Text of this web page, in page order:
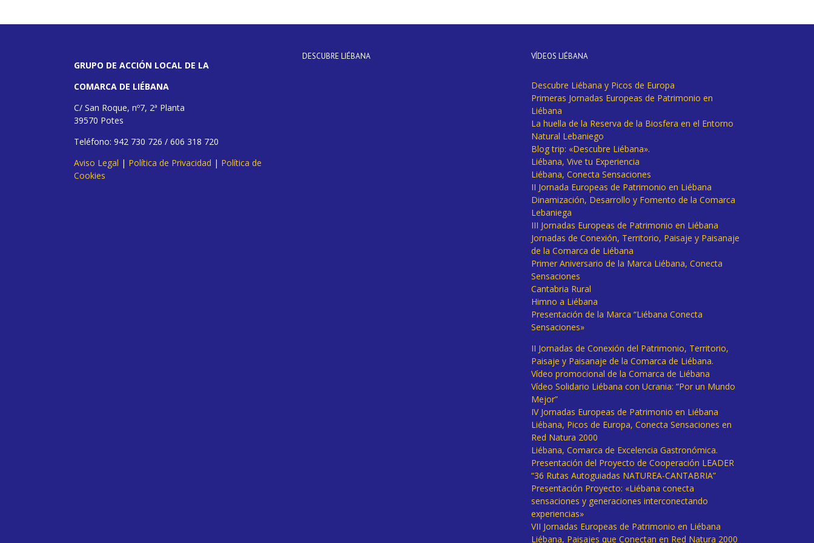
GRUPO DE ACCIÓN LOCAL DE LA
COMARCA DE LIÉBANA
C/ San Roque, nº7, 2ª Planta
39570 Potes
Teléfono: 942 730 726 / 606 318 720
Aviso Legal | Política de Privacidad | Política de
Cookies
DESCUBRE LIÉBANA VÍDEOS LIÉBANA
Descubre Liébana y Picos de Europa
Primeras Jornadas Europeas de Patrimonio en
Liébana
La huella de la Reserva de la Biosfera en el Entorno
Natural Lebaniego
Blog trip: «Descubre Liébana».
Liébana, Vive tu Experiencia
Liébana, Conecta Sensaciones
II Jornada Europeas de Patrimonio en Liébana
Dinamización, Desarrollo y Fomento de la Comarca
Lebaniega
III Jornadas Europeas de Patrimonio en Liébana
Jornadas de Conexión, Territorio, Paisaje y Paisanaje
de la Comarca de Liébana
Primer Aniversario de la Marca Liébana, Conecta
Sensaciones
Cantabria Rural
Himno a Liébana
Presentación de la Marca “Liébana Conecta
Sensaciones»
II Jornadas de Conexión del Patrimonio, Territorio,
Paisaje y Paisanaje de la Comarca de Liébana.
Vídeo promocional de la Comarca de Liébana
Vídeo Solidario Liébana con Ucrania: “Por un Mundo
Mejor”
IV Jornadas Europeas de Patrimonio en Liébana
Liébana, Picos de Europa, Conecta Sensaciones en
Red Natura 2000
Liébana, Comarca de Excelencia Gastronómica.
Presentación del Proyecto de Cooperación LEADER
“36 Rutas Autoguiadas NATUREA-CANTABRIA”
Presentación Proyecto: «Liébana conecta
sensaciones y generaciones interconectando
experiencias»
VII Jornadas Europeas de Patrimonio en Liébana
Liébana, Paisajes que Conectan en Red Natura 2000